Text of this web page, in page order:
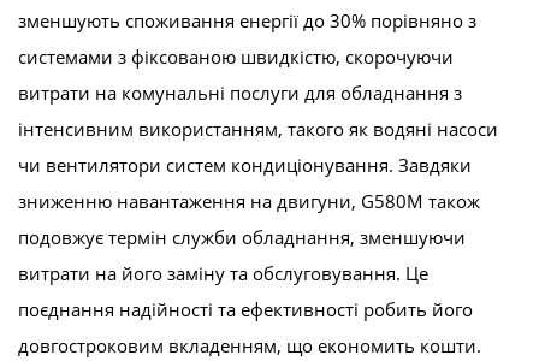
зменшують споживання енергії до 30% порівняно з
системами з фіксованою швидкістю, скорочуючи
витрати на комунальні послуги для обладнання з
інтенсивним використанням, такого як водяні насоси
чи вентилятори систем кондиціонування. Завдяки
зниженню навантаження на двигуни, G580M також
подовжує термін служби обладнання, зменшуючи
витрати на його заміну та обслуговування. Це
поєднання надійності та ефективності робить його
довгостроковим вкладенням, що економить кошти.